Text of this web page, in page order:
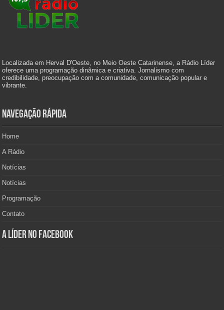
Localizada em Herval D'Oeste, no Meio Oeste Catarinense, a Rádio Líder
oferece uma programação dinâmica e criativa. Jornalismo com
credibilidade, preocupação com a comunidade, comunicação popular e
vibrante.
Navegação Rápida
Home
A Rádio
Notícias
Notícias
Programação
Contato
A Líder no Facebook